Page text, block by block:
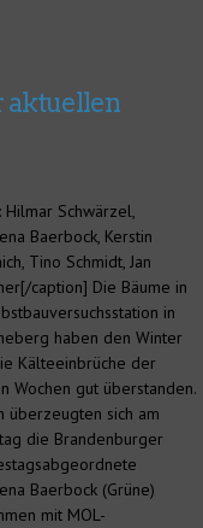
aktuellen
Hilmar Schwärzel,
Baerbock, Kerstin
Tino Schmidt, Jan
caption] Die Bäume in
in
haben den Winter
Kälteeinbrüche der
Wochen gut überstanden.
überzeugten sich am
die Brandenburger
Baerbock (Grüne)
mit MOL-